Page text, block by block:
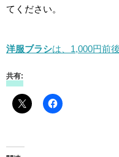
てください。
洋服ブラシは、1,000円前
共有: